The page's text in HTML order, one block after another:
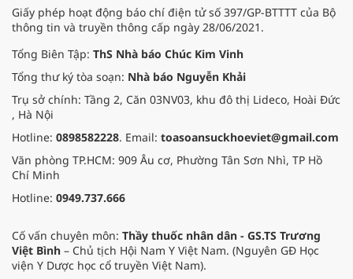
vững của đất nước.
Giấy phép hoạt động báo chí điện tử số 397/GP-BTTTT của Bộ
thông tin và truyền thông cấp ngày 28/06/2021.
Tổng Biên Tập: ThS Nhà báo Chúc Kim Vinh
Tổng thư ký tòa soạn: Nhà báo Nguyễn Khải
Trụ sở chính: Tầng 2, Căn 03NV03, khu đô thị Lideco, Hoài Đức
, Hà Nội
Hotline: 0898582228. Email: toasoansuckhoeviet@gmail.com
Văn phòng TP.HCM: 909 Âu cơ, Phường Tân Sơn Nhì, TP Hồ
Chí Minh
Hotline: 0949.737.666
Cố vấn chuyên môn: Thầy thuốc nhân dân - GS.TS Trương
Việt Bình – Chủ tịch Hội Nam Y Việt Nam. (Nguyên GĐ Học
viện Y Dược học cổ truyền Việt Nam).